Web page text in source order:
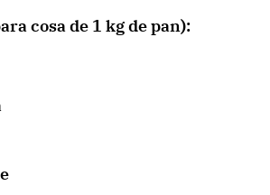
cosa de 1 kg de pan):